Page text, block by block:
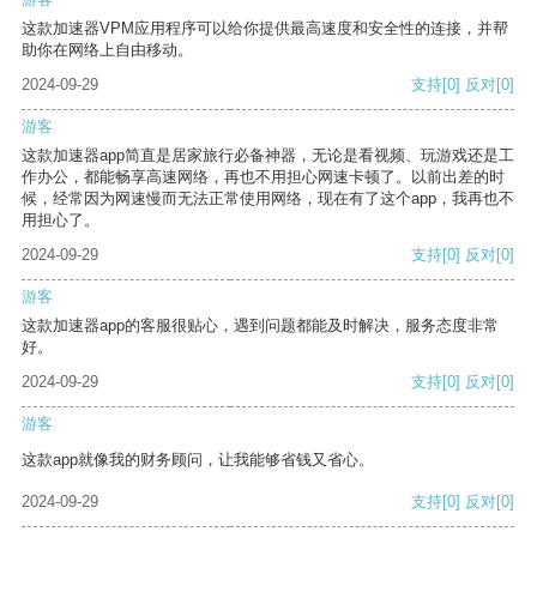
这款加速器VPM应用程序可以给你提供最高速度和安全性的连接，并帮
助你在网络上自由移动。
2024-09-29
支持[0] 反对[0]
游客
这款加速器app简直是居家旅行必备神器，无论是看视频、玩游戏还是工
作办公，都能畅享高速网络，再也不用担心网速卡顿了。以前出差的时
候，经常因为网速慢而无法正常使用网络，现在有了这个app，我再也不
用担心了。
2024-09-29
支持[0] 反对[0]
游客
这款加速器app的客服很贴心，遇到问题都能及时解决，服务态度非常
好。
2024-09-29
支持[0] 反对[0]
游客
这款app就像我的财务顾问，让我能够省钱又省心。
2024-09-29 支持[0] 反对[0]